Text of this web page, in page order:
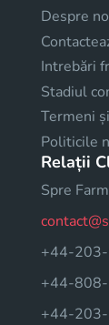
Despre
Intrebări
Stadiul
Termeni
Politicile
Relații
Spre
+44-
+44-
+44-